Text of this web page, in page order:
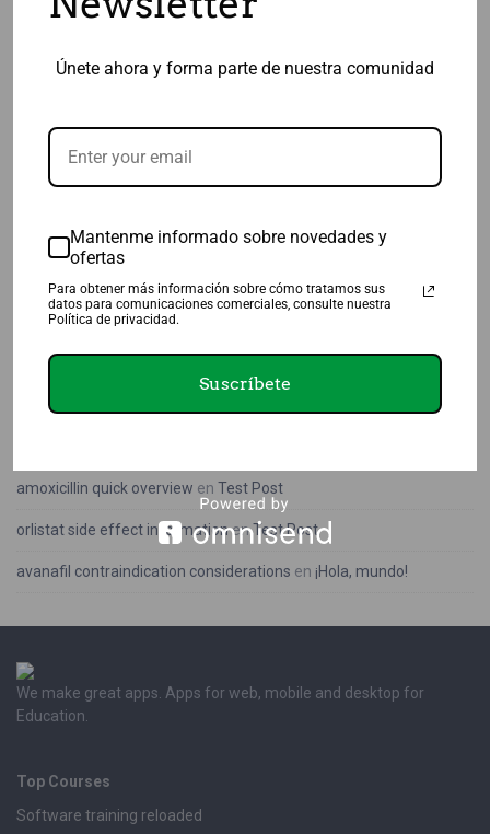
ENTRADAS RECIENTES
¡Hola, mundo!
Hello world!
augmentin vs amoxicillin benefits
amoxicillin quick overview en Test Post
orlistat side effect informationenTest Post
avanafil contraindication considerations en ¡Hola, mundo!
We make great apps. Apps for web, mobile and desktop for
Education.
Top Courses
Software training reloaded
Únete ahora y forma parte de nuestra comunidad
Mantenme informado sobre novedades y
ofertas
Para obtener más información sobre cómo tratamos sus
datos para comunicaciones comerciales, consulte nuestra
Política de privacidad.
Suscríbete